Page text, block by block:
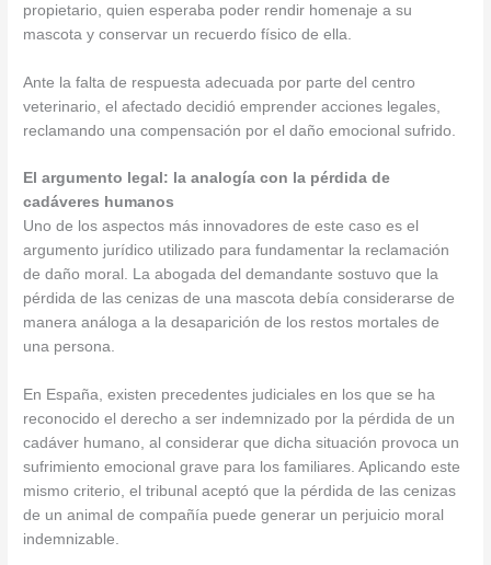
propietario, quien esperaba poder rendir homenaje a su
mascota y conservar un recuerdo físico de ella.
Ante la falta de respuesta adecuada por parte del centro
veterinario, el afectado decidió emprender acciones legales,
reclamando una compensación por el daño emocional sufrido.
El argumento legal: la analogía con la pérdida de
cadáveres humanos
Uno de los aspectos más innovadores de este caso es el
argumento jurídico utilizado para fundamentar la reclamación
de daño moral. La abogada del demandante sostuvo que la
pérdida de las cenizas de una mascota debía considerarse de
manera análoga a la desaparición de los restos mortales de
una persona.
En España, existen precedentes judiciales en los que se ha
reconocido el derecho a ser indemnizado por la pérdida de un
cadáver humano, al considerar que dicha situación provoca un
sufrimiento emocional grave para los familiares. Aplicando este
mismo criterio, el tribunal aceptó que la pérdida de las cenizas
de un animal de compañía puede generar un perjuicio moral
indemnizable.